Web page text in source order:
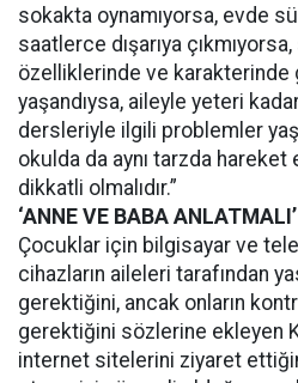
sokakta oynamıyorsa, evde
saatlerce dışarıya
özelliklerinde ve
yaşandıysa, aileyle yeteri
dersleriyle ilgili problemler
okulda da aynı tarzda
dikkatli olmalıdır.”
‘ANNE VE BABA ANLATMALI’
Çocuklar için bilgisayar ve
cihazların aileleri tarafından
gerektiğini, ancak onların
gerektiğini sözlerine ekleyen
internet sitelerini ziyaret